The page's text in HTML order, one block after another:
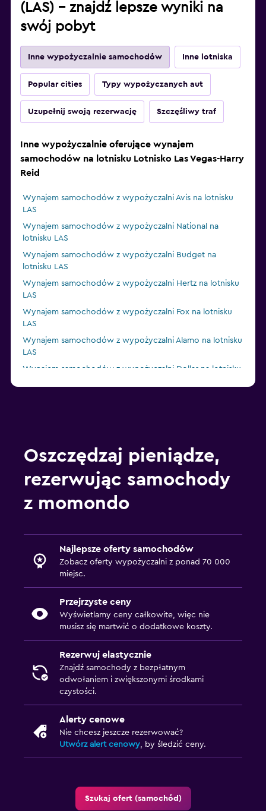
(LAS) – znajdź lepsze wyniki na
swój pobyt
Inne wypożyczalnie samochodów Inne lotniska
Popular cities Typy wypożyczanych aut
Uzupełnij swoją rezerwację Szczęśliwy traf
Inne wypożyczalnie oferujące wynajem
samochodów na lotnisku Lotnisko Las Vegas-Harry
Reid
Wynajem samochodów z wypożyczalni Avis na lotnisku
LAS
Wynajem samochodów z wypożyczalni National na
lotnisku LAS
Wynajem samochodów z wypożyczalni Budget na
lotnisku LAS
Wynajem samochodów z wypożyczalni Hertz na lotnisku
LAS
Wynajem samochodów z wypożyczalni Fox na lotnisku
LAS
Wynajem samochodów z wypożyczalni Alamo na lotnisku
LAS
Wynajem samochodów z wypożyczalni Dollar na lotnisku
Oszczędzaj pieniądze,
rezerwując samochody
z momondo
Najlepsze oferty samochodów
Zobacz oferty wypożyczalni z ponad 70 000
miejsc.
Przejrzyste ceny
Wyświetlamy ceny całkowite, więc nie
musisz się martwić o dodatkowe koszty.
Rezerwuj elastycznie
Znajdź samochody z bezpłatnym
odwołaniem i zwiększonymi środkami
czystości.
Alerty cenowe
Nie chcesz jeszcze rezerwować?
Utwórz alert cenowy, by śledzić ceny.
Szukaj ofert (samochód)